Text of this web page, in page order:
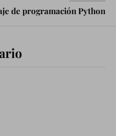
de programación Python